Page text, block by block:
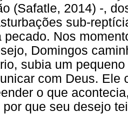
(Safatle, 2014) -,
sub-
pecado. Nos
Domingos
subia um
com Deus. Ele
o que
por que seu desejo